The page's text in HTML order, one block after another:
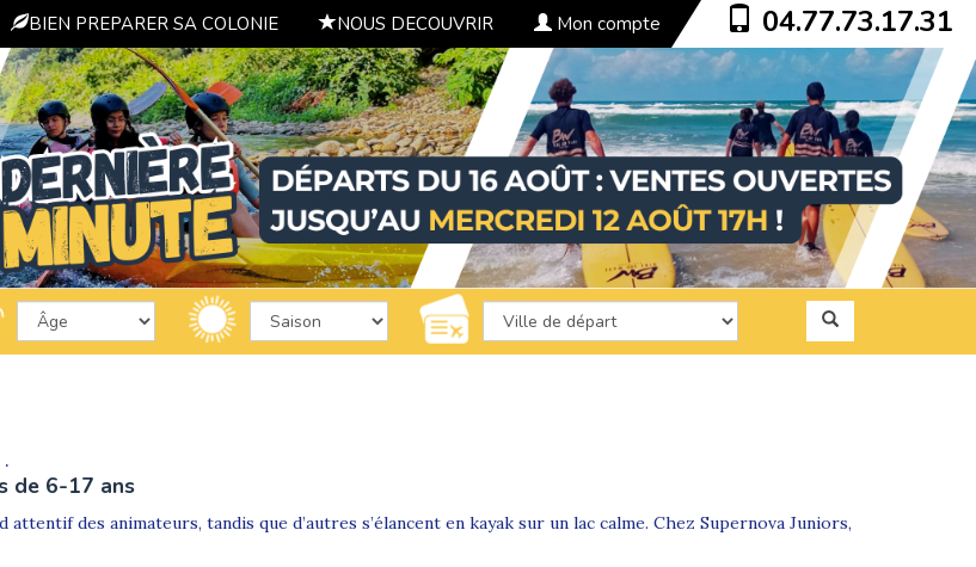
BIEN PREPARER SA COLONIE NOUS DECOUVRIR Mon compte 04.77.73.17.31
de 6-17 ans
des animateurs, tandis que d’autres s’élancent en kayak sur un lac calme. Chez Supernova Juniors,